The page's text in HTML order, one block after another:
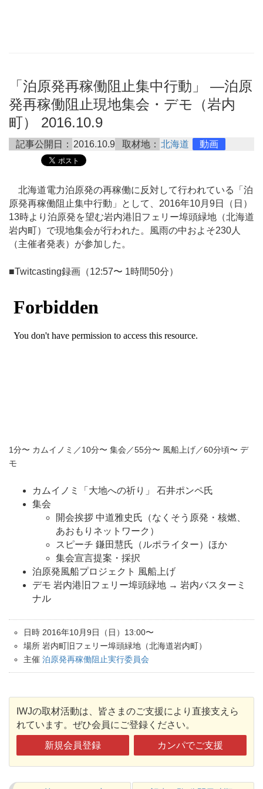
「泊原発再稼働阻止集中行動」 ―泊原
発再稼働阻止現地集会・デモ（岩内
町） 2016.10.9
記事公開日： 2016.10.9 取材地： 北海道 動画
北海道電力泊原発の再稼働に反対して行われている「泊
原発再稼働阻止集中行動」として、2016年10月9日（日）
13時より泊原発を望む岩内港旧フェリー埠頭緑地（北海道
岩内町）で現地集会が行われた。風雨の中およそ230人
（主催者発表）が参加した。
■Twitcasting録画（12:57〜 1時間50分）
1分〜 カムイノミ／10分〜 集会／55分〜 風船上げ／60分頃〜 デ
モ
カムイノミ「大地への祈り」 石井ポンペ氏
集会
開会挨拶 中道雅史氏（なくそう原発・核燃、
あおもりネットワーク）
スピーチ 鎌田慧氏（ルポライター）ほか
集会宣言提案・採択
泊原発風船プロジェクト 風船上げ
デモ 岩内港旧フェリー埠頭緑地 → 岩内バスターミ
ナル
日時 2016年10月9日（日）13:00〜
場所 岩内町旧フェリー埠頭緑地（北海道岩内町）
主催 泊原発再稼働阻止実行委員会
IWJの取材活動は、皆さまのご支援により直接支えら
れています。ぜひ会員にご登録ください。
新規会員登録 カンパでご支援